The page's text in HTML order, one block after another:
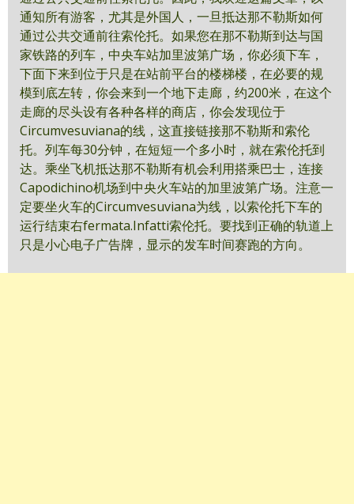
通知所有游客，尤其是外国人，一旦抵达那不勒斯如何
通过公共交通前往索伦托。如果您在那不勒斯到达与国
家铁路的列车，中央车站加里波第广场，你必须下车，
下面下来到位于只是在站前平台的楼梯楼，在必要的规
模到底左转，你会来到一个地下走廊，约200米，在这个
走廊的尽头设有各种各样的商店，你会发现位于
Circumvesuviana的线，这直接链接那不勒斯和索伦
托。列车每30分钟，在短短一个多小时，就在索伦托到
达。乘坐飞机抵达那不勒斯有机会利用搭乘巴士，连接
Capodichino机场到中央火车站的加里波第广场。注意一
定要坐火车的Circumvesuviana为线，以索伦托下车的
运行结束右fermata.Infatti索伦托。要找到正确的轨道上
只是小心电子广告牌，显示的发车时间赛跑的方向。